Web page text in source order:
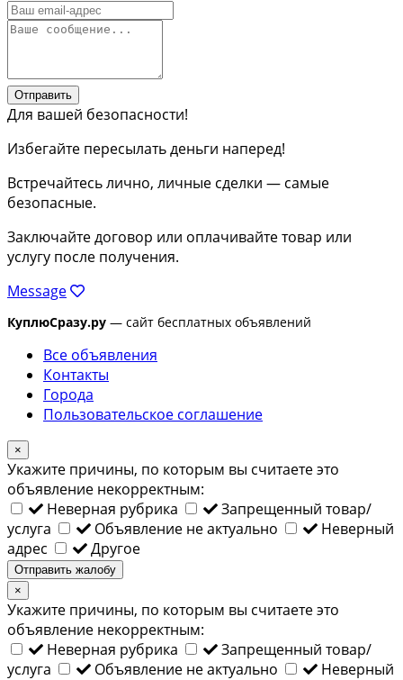
Отправить
Для вашей безопасности!
Избегайте пересылать деньги наперед!
Встречайтесь лично, личные сделки — самые
безопасные.
Заключайте договор или оплачивайте товар или
услугу после получения.
Message
КуплюСразу.ру — сайт бесплатных объявлений
Все объявления
Контакты
Города
Пользовательское соглашение
×
Укажите причины, по которым вы считаете это
объявление некорректным:
Неверная рубрика
Запрещенный товар/
услуга
Объявление не актуально
Неверный
адрес
Другое
Отправить жалобу
×
Укажите причины, по которым вы считаете это
объявление некорректным:
Неверная рубрика
Запрещенный товар/
услуга
Объявление не актуально
Неверный